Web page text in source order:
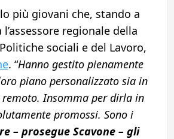
più giovani che, stando a
regionale della
sociali e del Lavoro,
. “Hanno gestito pienamente
piano personalizzato sia in
remoto. Insomma per dirla in
promossi. Sono i
– prosegue Scavone – gli